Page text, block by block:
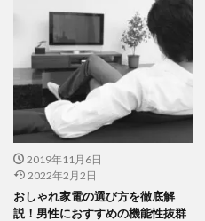
2019年11月6日
2022年2月2日
おしゃれ家電の選び方を徹底解
説！男性におすすめの機能性抜群